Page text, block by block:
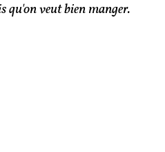
qu'on veut bien manger.